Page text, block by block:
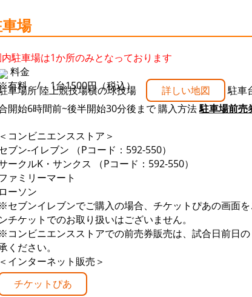
場
駐車場は1か所のみとなっております
料金
有料 / 1台1500円（税込）
車場所陸上競技場横の球技場 詳しい地図 駐車
開始6時間前~後半開始30分後まで購入方法駐車場前
＜コンビニエンスストア＞
ブン‐イレブン （Pコード：592-550）
ークルK・サンクス （Pコード：592-550）
ァミリーマート
ローソン
※セブンイレブンでご購入の場合、チケットぴあの画面
ンチケットでのお取り扱いはございません。
※コンビニエンスストアでの前売券販売は、試合日前日
ください。
＜インターネット販売＞
チケットぴあ